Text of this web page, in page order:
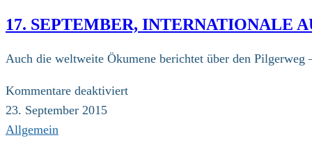
in
17. SEPTEMBER, INTERNATIONALE
Auch die weltweite Ökumene berichtet über den
Kommentare deaktiviertfür
23. September 2015
Allgemein